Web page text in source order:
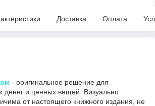
Доставка Оплата
- оригинальное решение для
денег и ценных вещей. Визуально
от настоящего книжного издания, не